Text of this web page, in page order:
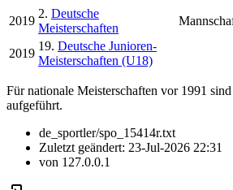
2019
2. Deutsche
Meisterschaften
2019
19. Deutsche Junioren-
Meisterschaften (U18)
Für nationale Meisterschaften vor 1991
aufgeführt.
de_sportler/spo_15414r.txt
Zuletzt geändert: 23-Jul-2026 22:31
von 127.0.0.1